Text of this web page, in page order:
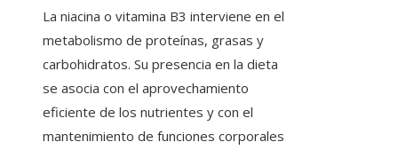
La niacina o vitamina B3 interviene en el
metabolismo de proteínas, grasas y
carbohidratos. Su presencia en la dieta
se asocia con el aprovechamiento
eficiente de los nutrientes y con el
mantenimiento de funciones corporales